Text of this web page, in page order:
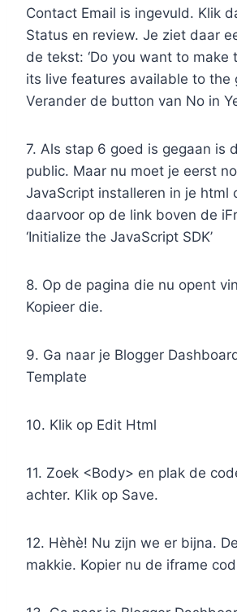
Contact Email is ingevuld. Klik
Status en review. Je ziet daar
de tekst: ‘Do you want to make
its live features available to the
Verander de button van No in
7. Als stap 6 goed is gegaan is
public. Maar nu moet je eerst
JavaScript installeren in je html
daarvoor op de link boven de
‘Initialize the JavaScript SDK’
8. Op de pagina die nu opent
Kopieer die.
9. Ga naar je Blogger
Template
10. Klik op Edit Html
11. Zoek <Body> en plak de
achter. Klik op Save.
12. Hèhè! Nu zijn we er bijna.
makkie. Kopier nu de iframe